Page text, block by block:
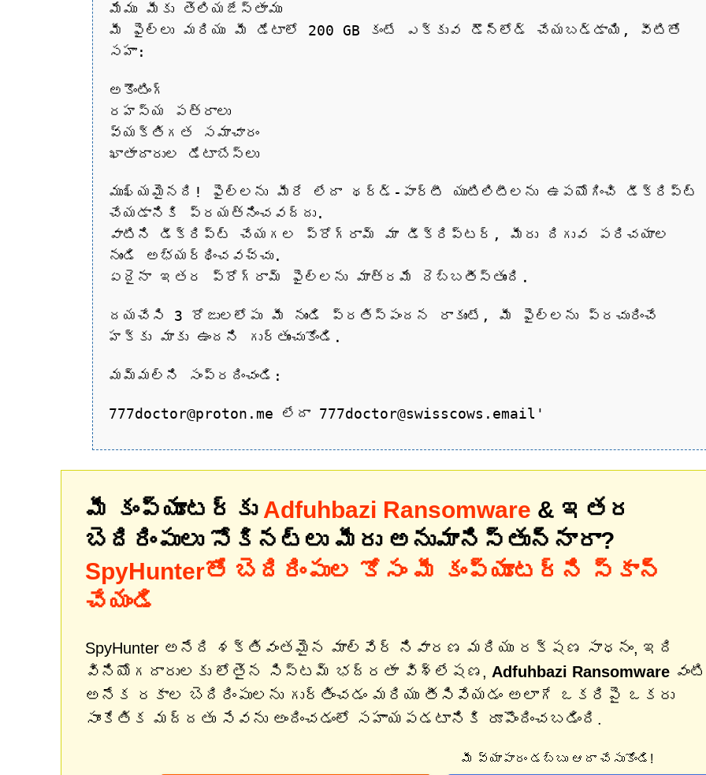
మేము మీకు తెలియజేస్తాము
మీ ఫైల్‌లు మరియు మీ డేటాలో 200 GB కంటే ఎక్కువ డౌన్‌లోడ్ చేయబడ్డాయి, వీటితో
సహా:
అకౌంటింగ్
రహస్య పత్రాలు
వ్యక్తిగత సమాచారం
ఖాతాదారుల డేటాబేస్లు
ముఖ్యమైనది! ఫైల్‌లను మీరే లేదా థర్డ్-పార్టీ యుటిలిటీలను ఉపయోగించి డీక్రిప్ట్
చేయడానికి ప్రయత్నించవద్దు.
వాటిని డీక్రిప్ట్ చేయగల ప్రోగ్రామ్ మా డీక్రిప్టర్, మీరు దిగువ పరిచయాల
నుండి అభ్యర్థించవచ్చు.
ఏదైనా ఇతర ప్రోగ్రామ్ ఫైల్‌లను మాత్రమే దెబ్బతీస్తుంది.
దయచేసి 3 రోజులలోపు మీ నుండి ప్రతిస్పందన రాకుంటే, మీ ఫైల్‌లను ప్రచురించే
హక్కు మాకు ఉందని గుర్తుంచుకోండి.
మమ్మల్ని సంప్రదించండి:
777doctor@proton.me లేదా 777doctor@swisscows.email'
మీ కంప్యూటర్‌కు Adfuhbazi Ransomware & ఇతర
బెదిరింపులు సోకినట్లు మీరు అనుమానిస్తున్నారా?
SpyHunterతో బెదిరింపుల కోసం మీ కంప్యూటర్‌ని స్కాన్
చేయండి
SpyHunter అనేది శక్తివంతమైన మాల్వేర్ నివారణ మరియు రక్షణ సాధనం, ఇది
వినియోగదారులకు లోతైన సిస్టమ్ భద్రతా విశ్లేషణ, Adfuhbazi Ransomware వంటి
అనేక రకాల బెదిరింపులను గుర్తించడం మరియు తీసివేయడం అలాగే ఒకరిపై ఒకరు
సాంకేతిక మద్దతు సేవను అందించడంలో సహాయపడటానికి రూపొందించబడింది.
మీ వ్యాపారం డబ్బు ఆదా చేసుకోండి!